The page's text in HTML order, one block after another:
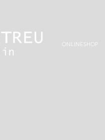
ONLINESHOP